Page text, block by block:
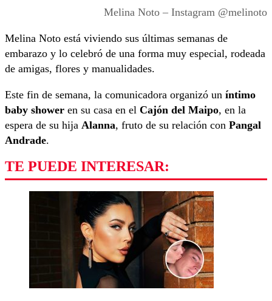
Melina Noto – Instagram @melinoto
Melina Noto está viviendo sus últimas semanas de
embarazo y lo celebró de una forma muy especial, rodeada
de amigas, flores y manualidades.
Este fin de semana, la comunicadora organizó un íntimo
baby shower en su casa en el Cajón del Maipo, en la
espera de su hija Alanna, fruto de su relación con Pangal
Andrade.
TE PUEDE INTERESAR: